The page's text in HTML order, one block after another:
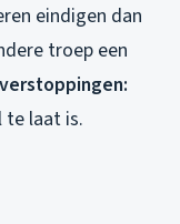
eindigen dan
troep een
te laat is.